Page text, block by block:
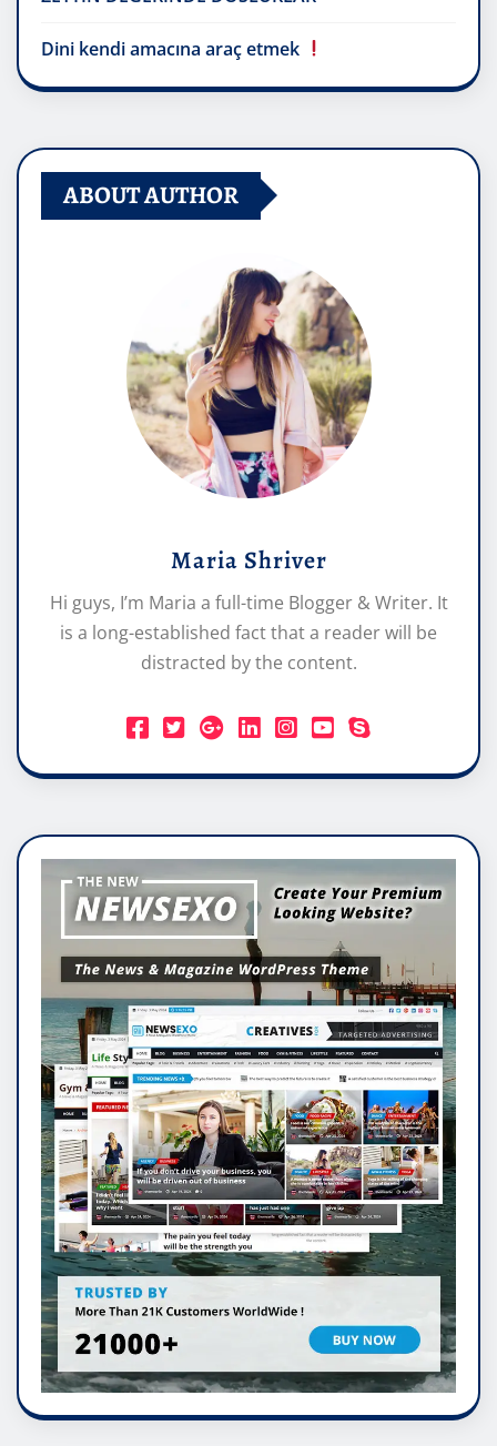
Dini kendi amacına araç etmek
ABOUT AUTHOR
Maria Shriver
Hi guys, I’m Maria a full-time Blogger & Writer. It
is a long-established fact that a reader will be
distracted by the content.